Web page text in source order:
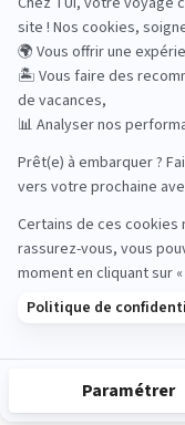
Road Trips
Safari
Sénior